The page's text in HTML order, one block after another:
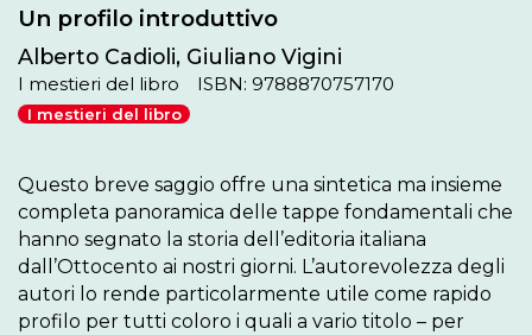
Un profilo introduttivo
Alberto Cadioli, Giuliano Vigini
I mestieri del libro ISBN: 9788870757170
I mestieri del libro
Questo breve saggio offre una sintetica ma insieme
completa panoramica delle tappe fondamentali che
hanno segnato la storia dell’editoria italiana
dall’Ottocento ai nostri giorni. L’autorevolezza degli
autori lo rende particolarmente utile come rapido
profilo per tutti coloro i quali a vario titolo – per